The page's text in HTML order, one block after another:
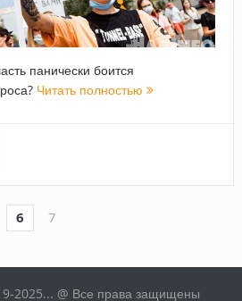
панически боится
Читать полностью
6 7
2025... @ Все права защищены